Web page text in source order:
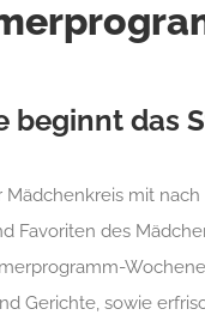
beginnt das
mit
Favoriten des
Gerichte, sowie